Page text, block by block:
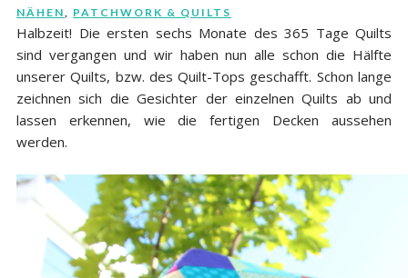
NÄHEN
PATCHWORK & QUILTS
Halbzeit! Die ersten sechs Monate des 365 Tage Quilts
sind vergangen und wir haben nun alle schon die Hälfte
unserer Quilts, bzw. des Quilt-Tops geschafft. Schon lange
zeichnen sich die Gesichter der einzelnen Quilts ab und
lassen erkennen, wie die fertigen Decken aussehen
werden.